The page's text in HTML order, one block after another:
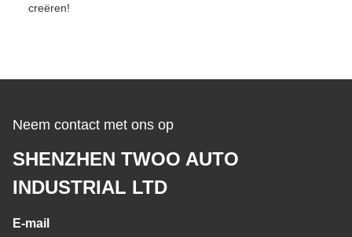
creëren!
Neem contact met ons op
SHENZHEN TWOO AUTO
INDUSTRIAL LTD
E-mail